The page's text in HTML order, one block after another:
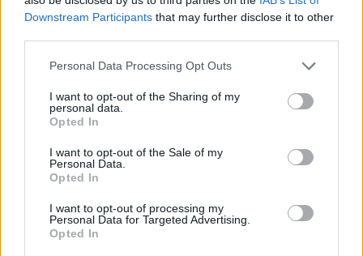
Downstream Participants that may further disclose it to other
Personal Data Processing Opt Outs
I want to opt-out of the Sharing of my
personal data.
Opted In
I want to opt-out of the Sale of my
Personal Data.
Opted In
I want to opt-out of processing my
Personal Data for Targeted Advertising.
Opted In
podróży?
kojarzenia faktów. Spróbuj nie zbaczać z drogi :) ...
Czy zgadniesz, który wyraz został
Czy uda Ci się wskazać brakujące ogniwo, czy
jednak wpadniesz w zastawioną pułapkę? Dobrej